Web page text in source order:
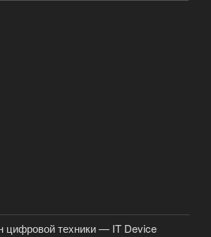
цифровой техники — IT Device